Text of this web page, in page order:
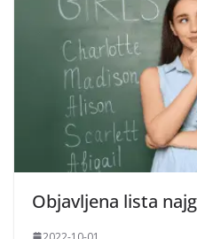
Objavljena lista